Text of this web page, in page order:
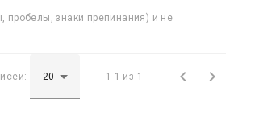
пробелы, знаки препинания) и не
1-1 из 1  